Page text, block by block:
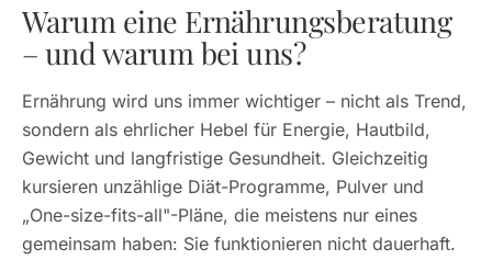
Warum eine Ernährungsberatung
– und warum bei uns?
Ernährung wird uns immer wichtiger – nicht als Trend,
sondern als ehrlicher Hebel für Energie, Hautbild,
Gewicht und langfristige Gesundheit. Gleichzeitig
kursieren unzählige Diät-Programme, Pulver und
„One-size-fits-all"-Pläne, die meistens nur eines
gemeinsam haben: Sie funktionieren nicht dauerhaft.